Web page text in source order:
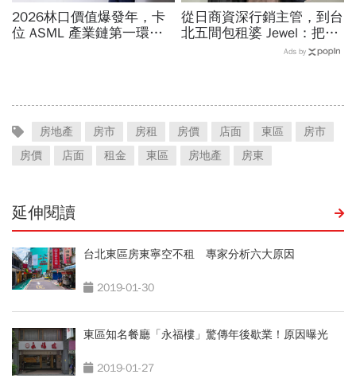
2026林口價值爆發年，卡
位 ASML 產業鏈第一環的
從日商資深行銷主管，到台
北五間包租婆 Jewel：把
20 年職場實力，轉化為可
Ads by
房地產 房市 房租 房價 店面 東區
房市
房價
店面 租金 東區 房地產 房東
延伸閱讀
台北東區房東寧空不租 專家分析六大原因
2019-01-30
東區知名餐廳「永福樓」驚傳年後歇業！原因曝光
2019-01-27